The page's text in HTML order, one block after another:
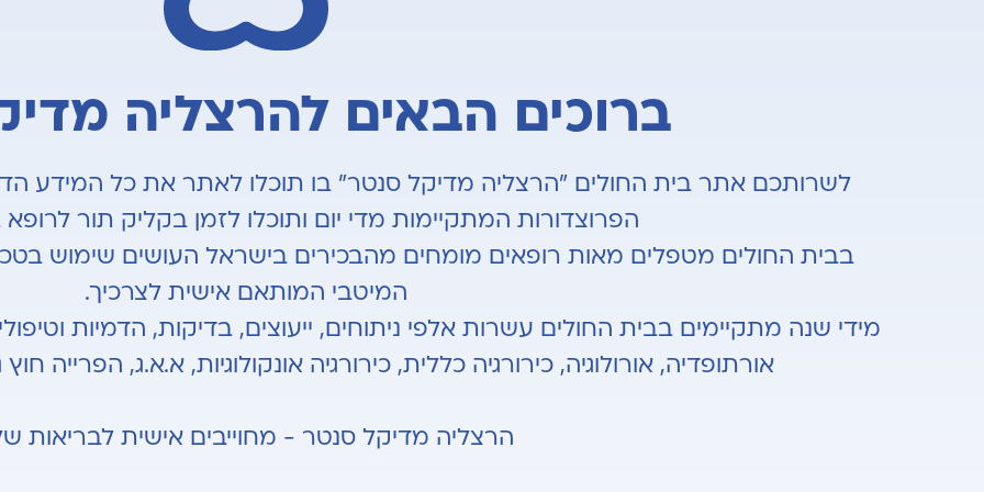
ברוכים הבאים להרצליה
לשרותכם אתר בית החולים "הרצליה מדיקל סנטר" בו תוכלו לאתר את כל המידע
הפרוצדורות המתקיימות מדי יום ותוכלו לזמן בקליק תור לרופא
בבית החולים מטפלים מאות רופאים מומחים מהבכירים בישראל העושים שימוש
המיטבי המותאם אישית לצרכיך.
מידי שנה מתקיימים בבית החולים עשרות אלפי ניתוחים, ייעוצים, בדיקות, הדמיות
אורתופדיה, אורולוגיה, כירורגיה כללית, כירורגיה אונקולוגיות, א.א.ג, הפרייה
הרצליה מדיקל סנטר - מחוייבים אישית לבריאות